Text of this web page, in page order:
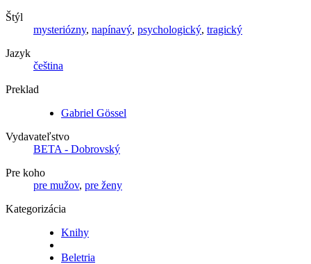
Štýl
mysteriózny, napínavý, psychologický, tragický
Jazyk
čeština
Preklad
Gabriel Gössel
Vydavateľstvo
BETA - Dobrovský
Pre koho
pre mužov, pre ženy
Kategorizácia
Knihy
Beletria